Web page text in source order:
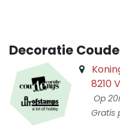
Decoratie
8210
Op
Gratis